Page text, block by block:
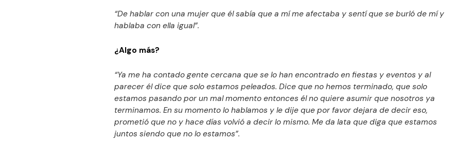
“De hablar con una mujer que él sabía que a mí me afectaba y sentí que se burló de mí y
hablaba con ella igual”.
¿Algo más?
“Ya me ha contado gente cercana que se lo han encontrado en fiestas y eventos y al
parecer él dice que solo estamos peleados. Dice que no hemos terminado, que solo
estamos pasando por un mal momento entonces él no quiere asumir que nosotros ya
terminamos. En su momento lo hablamos y le dije que por favor dejara de decir eso,
prometió que no y hace días volvió a decir lo mismo. Me da lata que diga que estamos
juntos siendo que no lo estamos”.